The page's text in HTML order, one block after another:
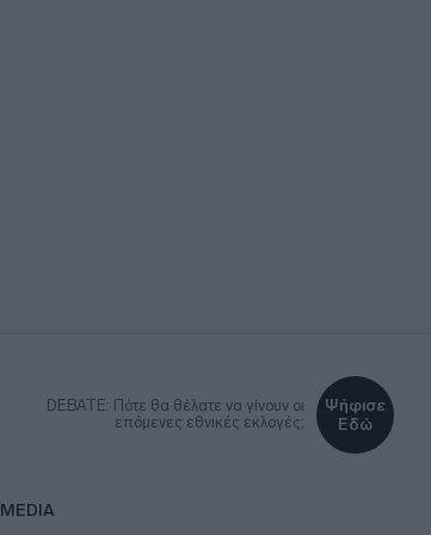
DEBATE: Πότε θα θέλατε να γίνουν οι
επόμενες εθνικές εκλογές;
Ψήφισε
Εδώ
MEDIA